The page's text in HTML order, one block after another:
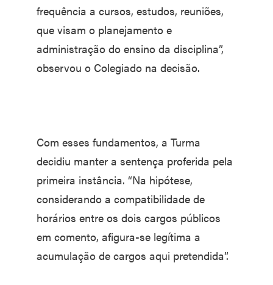
frequência a cursos, estudos, reuniões,
que visam o planejamento e
administração do ensino da disciplina”,
observou o Colegiado na decisão.
Com esses fundamentos, a Turma
decidiu manter a sentença proferida pela
primeira instância. “Na hipótese,
considerando a compatibilidade de
horários entre os dois cargos públicos
em comento, afigura-se legítima a
acumulação de cargos aqui pretendida”.